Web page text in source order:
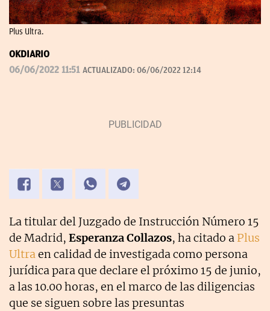
Plus Ultra.
OKDIARIO
06/06/2022 11:51 ACTUALIZADO: 06/06/2022 12:14
La titular del Juzgado de Instrucción Número 15
de Madrid, Esperanza Collazos, ha citado a Plus
Ultraen calidad de investigada como persona
jurídica para que declare el próximo 15 de junio,
a las 10.00 horas, en el marco de las diligencias
que se siguen sobre las presuntas